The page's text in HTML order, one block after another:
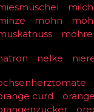
milch
mohn
möhre
nelke
curd